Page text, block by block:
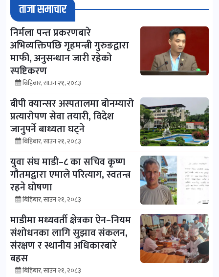
ताजा समाचार
निर्मला पन्त प्रकरणबारे
अभिव्यक्तिपछि गृहमन्त्री गुरुङद्वारा
माफी, अनुसन्धान जारी रहेको
स्पष्टिकरण
बिहिबार, साउन २१, २०८३
बीपी क्यान्सर अस्पतालमा बोनम्यारो
प्रत्यारोपण सेवा तयारी, विदेश
जानुपर्ने बाध्यता घट्ने
बिहिबार, साउन २१, २०८३
युवा संघ माडी–८ का सचिव कृष्ण
गौतमद्वारा एमाले परित्याग, स्वतन्त्र
रहने घोषणा
बिहिबार, साउन २१, २०८३
माडीमा मध्यवर्ती क्षेत्रका ऐन–नियम
संशोधनका लागि सुझाव संकलन,
संरक्षण र स्थानीय अधिकारबारे
बहस
बिहिबार, साउन २१, २०८३